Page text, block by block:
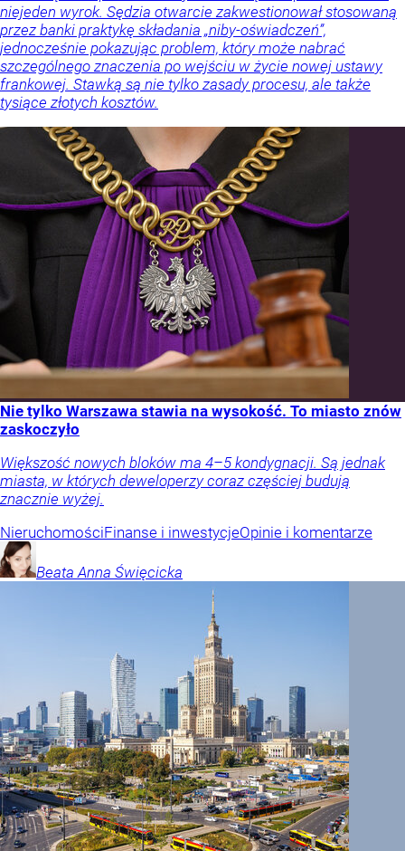
niejeden wyrok. Sędzia otwarcie zakwestionował stosowaną
przez banki praktykę składania „niby-oświadczeń”,
jednocześnie pokazując problem, który może nabrać
szczególnego znaczenia po wejściu w życie nowej ustawy
frankowej. Stawką są nie tylko zasady procesu, ale także
tysiące złotych kosztów.
Nie tylko Warszawa stawia na wysokość. To miasto znów
zaskoczyło
Większość nowych bloków ma 4–5 kondygnacji. Są jednak
miasta, w których deweloperzy coraz częściej budują
znacznie wyżej.
NieruchomościFinanse i inwestycjeOpinie i komentarze
Beata Anna Święcicka